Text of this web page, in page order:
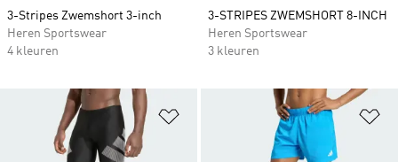
3-Stripes Zwemshort 3-inch
Heren Sportswear
4 kleuren
3-STRIPES ZWEMSHORT 8-INCH
Heren Sportswear
3 kleuren
Op verlanglijst zetten